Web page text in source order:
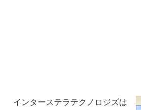
インターステラテクノロジズは